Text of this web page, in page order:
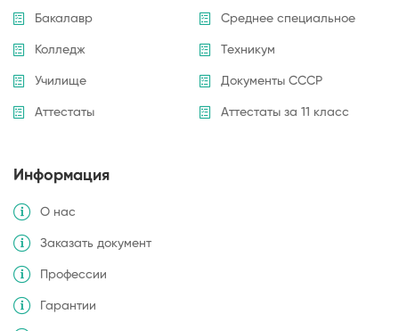
Бакалавр Среднее специальное
Колледж Техникум
Училище Документы СССР
Аттестаты Аттестаты за 11 класс
Информация
О нас
Заказать документ
Профессии
Гарантии